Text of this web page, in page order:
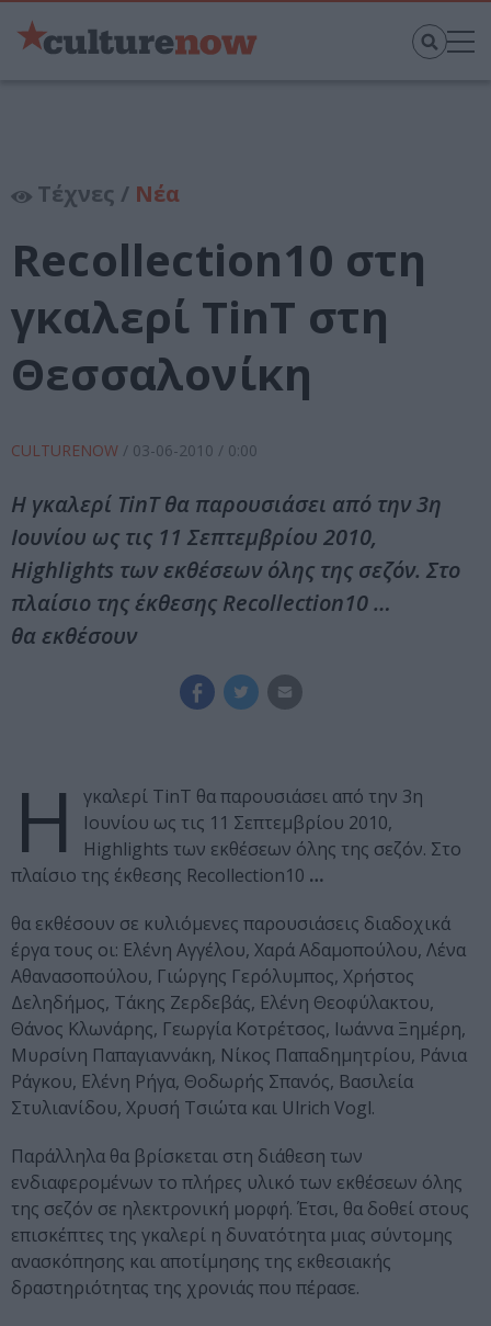
Τέχνες / Νέα
Recollection10 στη
γκαλερί TinT στη
Θεσσαλονίκη
CULTURENOW / 03-06-2010 / 0:00
Η γκαλερί TinT θα παρουσιάσει από την 3η
Ιουνίου ως τις 11 Σεπτεμβρίου 2010,
Ηighlights των εκθέσεων όλης της σεζόν. Στο
πλαίσιο της έκθεσης Recollection10 …
θα εκθέσουν
Η
γκαλερί TinT θα παρουσιάσει από την 3η
Ιουνίου ως τις 11 Σεπτεμβρίου 2010,
Ηighlights των εκθέσεων όλης της σεζόν. Στο
πλαίσιο της έκθεσης Recollection10 …
θα εκθέσουν σε κυλιόμενες παρουσιάσεις διαδοχικά
έργα τους οι: Ελένη Αγγέλου, Χαρά Αδαμοπούλου, Λένα
Αθανασοπούλου, Γιώργης Γερόλυμπος, Χρήστος
Δεληδήμος, Τάκης Ζερδεβάς, Ελένη Θεοφύλακτου,
Θάνος Κλωνάρης, Γεωργία Κοτρέτσος, Ιωάννα Ξημέρη,
Μυρσίνη Παπαγιαννάκη, Νίκος Παπαδημητρίου, Ράνια
Ράγκου, Ελένη Ρήγα, Θοδωρής Σπανός, Βασιλεία
Στυλιανίδου, Χρυσή Τσιώτα και Ulrich Vogl.
Παράλληλα θα βρίσκεται στη διάθεση των
ενδιαφερομένων το πλήρες υλικό των εκθέσεων όλης
της σεζόν σε ηλεκτρονική μορφή. Έτσι, θα δοθεί στους
επισκέπτες της γκαλερί η δυνατότητα μιας σύντομης
ανασκόπησης και αποτίμησης της εκθεσιακής
δραστηριότητας της χρονιάς που πέρασε.